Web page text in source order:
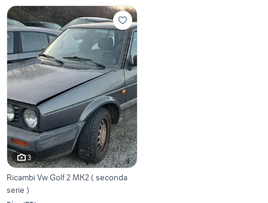
3
Ricambi Vw Golf 2 MK2 ( seconda
serie )